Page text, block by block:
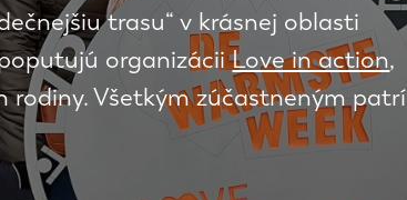
trasu“ v krásnej oblasti
organizáciiLove in action,
Všetkým zúčastneným patrí